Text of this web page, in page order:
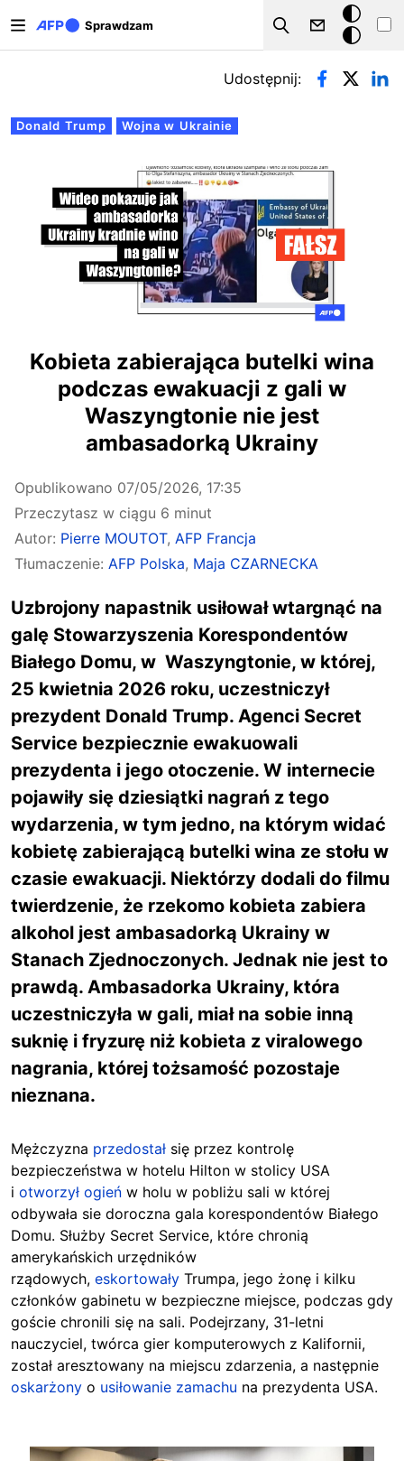
Sprawdzam
Szukaj
Tryb
ciemny
Zakładki podstawowe
Donald Trump Wojna w Ukrainie
Udostępnij:
Kobieta zabierająca butelki wina
podczas ewakuacji z gali w
Waszyngtonie nie jest
ambasadorką Ukrainy
Opublikowano 07/05/2026, 17:35
Przeczytasz w ciągu 6 minut
Autor: Pierre MOUTOT, AFP Francja
Tłumaczenie: AFP Polska, Maja CZARNECKA
Uzbrojony napastnik usiłował wtargnąć na
galę Stowarzyszenia Korespondentów
Białego Domu, w Waszyngtonie, w której,
25 kwietnia 2026 roku, uczestniczył
prezydent Donald Trump. Agenci Secret
Service bezpiecznie ewakuowali
prezydenta i jego otoczenie. W internecie
pojawiły się dziesiątki nagrań z tego
wydarzenia, w tym jedno, na którym widać
kobietę zabierającą butelki wina ze stołu w
czasie ewakuacji. Niektórzy dodali do filmu
twierdzenie, że rzekomo kobieta zabiera
alkohol jest ambasadorką Ukrainy w
Stanach Zjednoczonych. Jednak nie jest to
prawdą. Ambasadorka Ukrainy, która
uczestniczyła w gali, miał na sobie inną
suknię i fryzurę niż kobieta z viralowego
nagrania, której tożsamość pozostaje
nieznana.
Mężczyzna przedostał się przez kontrolę
bezpieczeństwa w hotelu Hilton w stolicy USA
i otworzył ogień w holu w pobliżu sali w której
odbywała sie doroczna gala korespondentów Białego
Domu. Służby Secret Service, które chronią
amerykańskich urzędników
rządowych, eskortowały Trumpa, jego żonę i kilku
członków gabinetu w bezpieczne miejsce, podczas gdy
goście chronili się na sali. Podejrzany, 31-letni
nauczyciel, twórca gier komputerowych z Kalifornii,
został aresztowany na miejscu zdarzenia, a następnie
oskarżony o usiłowanie zamachu na prezydenta USA.
Image